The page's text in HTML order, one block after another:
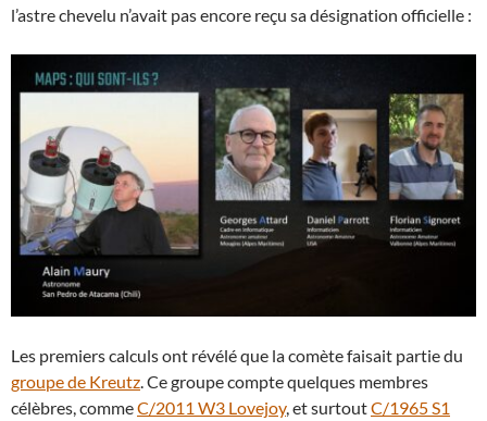
l’astre chevelu n’avait pas encore reçu sa désignation officielle :
Les premiers calculs ont révélé que la comète faisait partie du
groupe de Kreutz . Ce groupe compte quelques membres
célèbres, commeC/2011 W3 Lovejoy, et surtoutC/1965 S1